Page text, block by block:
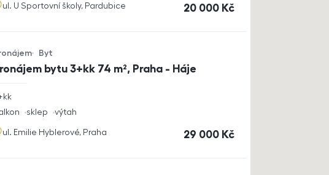
ul. U Sportovní školy, Pardubice cena
20 000 Kč
bytu 3+kk 74 m², Praha - Háje
nabídky
nemovitosti
Byt
sklep výtah
ul. Emilie Hyblerové, Praha cena
29 000 Kč